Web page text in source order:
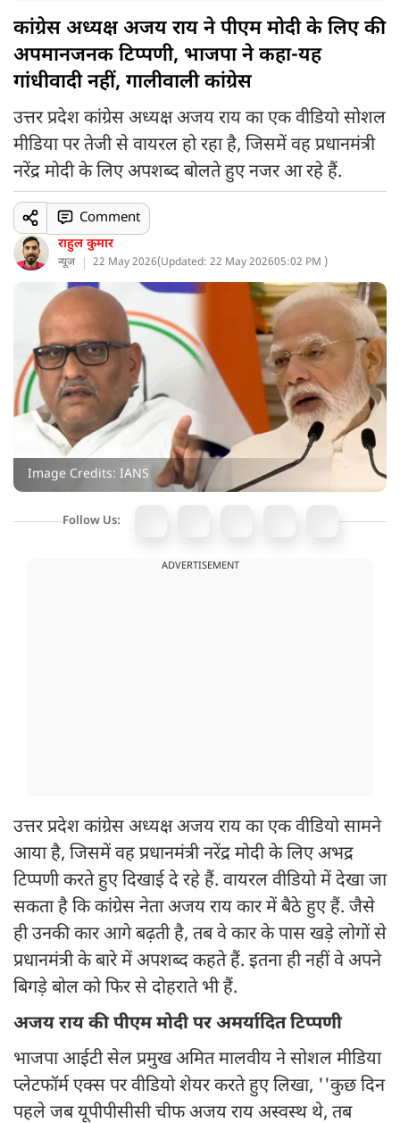
कांग्रेस अध्यक्ष अजय राय ने पीएम मोदी के लिए की
अपमानजनक टिप्पणी, भाजपा ने कहा-यह
गांधीवादी नहीं, गालीवाली कांग्रेस
उत्तर प्रदेश कांग्रेस अध्यक्ष अजय राय का एक वीडियो सोशल
मीडिया पर तेजी से वायरल हो रहा है, जिसमें वह प्रधानमंत्री
नरेंद्र मोदी के लिए अपशब्द बोलते हुए नजर आ रहे हैं.
राहुल कुमार
न्यूज 22 May 2026(Updated: 22 May 202605:02 PM )
Comment
Image Credits: IANS
Follow Us:
ADVERTISEMENT
उत्तर प्रदेश कांग्रेस अध्यक्ष अजय राय का एक वीडियो सामने
आया है, जिसमें वह प्रधानमंत्री नरेंद्र मोदी के लिए अभद्र
टिप्पणी करते हुए दिखाई दे रहे हैं. वायरल वीडियो में देखा जा
सकता है कि कांग्रेस नेता अजय राय कार में बैठे हुए हैं. जैसे
ही उनकी कार आगे बढ़ती है, तब वे कार के पास खड़े लोगों से
प्रधानमंत्री के बारे में अपशब्द कहते हैं. इतना ही नहीं वे अपने
बिगड़े बोल को फिर से दोहराते भी हैं.
अजय राय की पीएम मोदी पर अमर्यादित टिप्पणी
भाजपा आईटी सेल प्रमुख अमित मालवीय ने सोशल मीडिया
प्लेटफॉर्म एक्स पर वीडियो शेयर करते हुए लिखा, ''कुछ दिन
पहले जब यूपीपीसीसी चीफ अजय राय अस्वस्थ थे, तब